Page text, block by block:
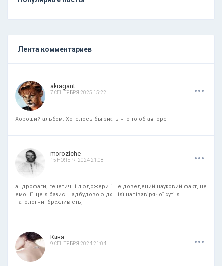
Лента комментариев
akragant
7 СЕНТЯБРЯ 2025 15:22 ...
Хороший альбом. Хотелось бы знать что-то об авторе.
moroziche
15 НОЯБРЯ 2024 21:08 ...
андрофаги, генетичні людожери. і це доведений науковий факт, не
емоції. це є базис. надбудовою до цієї напівзвірячої суті є
патологчні брехливість,
Кина
9 СЕНТЯБРЯ 2024 21:04 ...